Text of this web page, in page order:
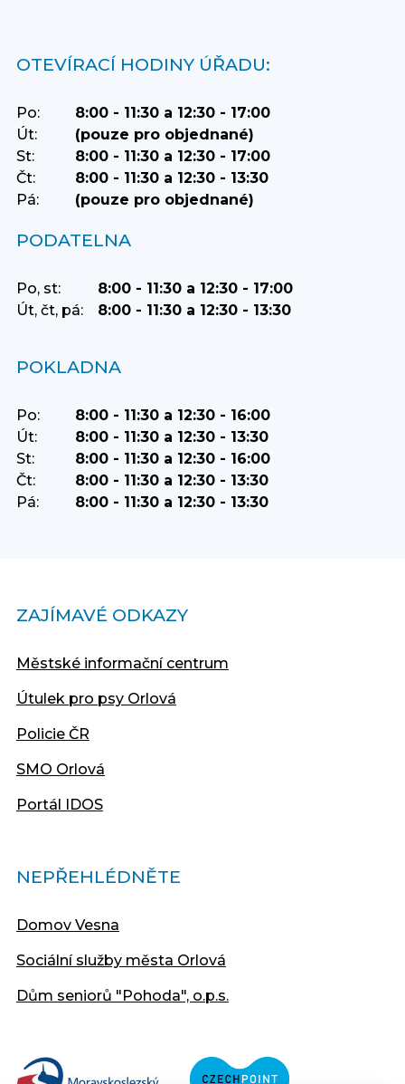
OTEVÍRACÍ HODINY ÚŘADU:
Po:
8:00 - 11:30 a 12:30 - 17:00
Út:
(pouze pro objednané)
St:
8:00 - 11:30 a 12:30 - 17:00
Čt:
8:00 - 11:30 a 12:30 - 13:30
Pá:
(pouze pro objednané)
PODATELNA
Po, st:
8:00 - 11:30 a 12:30 - 17:00
Út, čt, pá:
8:00 - 11:30 a 12:30 - 13:30
POKLADNA
Po:
8:00 - 11:30 a 12:30 - 16:00
Út:
8:00 - 11:30 a 12:30 - 13:30
St:
8:00 - 11:30 a 12:30 - 16:00
Čt:
8:00 - 11:30 a 12:30 - 13:30
Pá:
8:00 - 11:30 a 12:30 - 13:30
ZAJÍMAVÉ ODKAZY
Městské informační centrum
Útulek pro psy Orlová
Policie ČR
SMO Orlová
Portál IDOS
NEPŘEHLÉDNĚTE
Domov Vesna
Sociální služby města Orlová
Dům seniorů "Pohoda", o.p.s.